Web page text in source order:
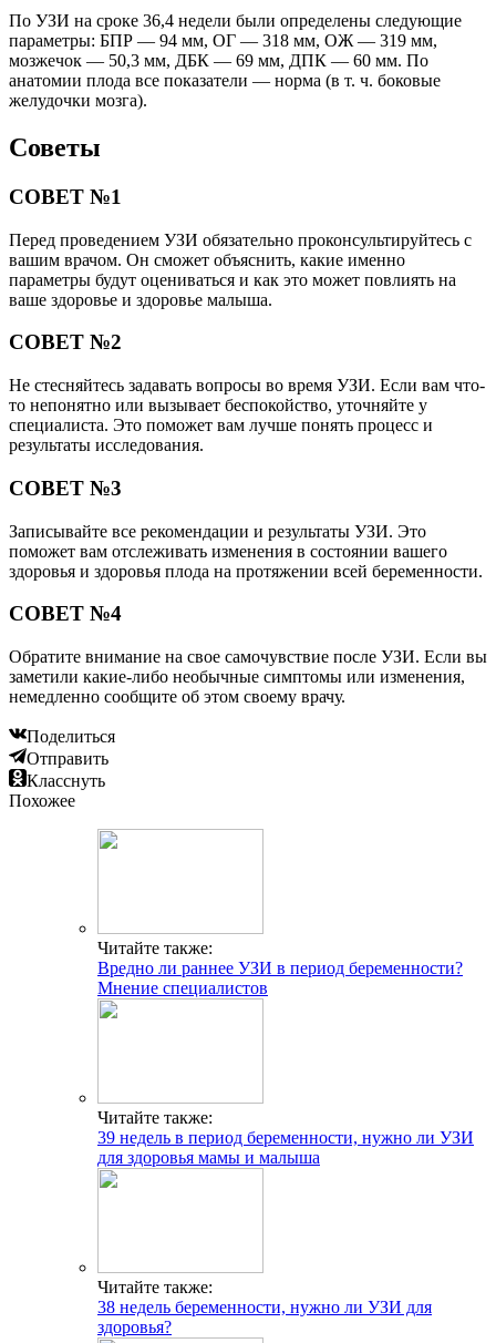
По УЗИ на сроке 36,4 недели были определены следующие
параметры: БПР — 94 мм, ОГ — 318 мм, ОЖ — 319 мм,
мозжечок — 50,3 мм, ДБК — 69 мм, ДПК — 60 мм. По
анатомии плода все показатели — норма (в т. ч. боковые
желудочки мозга).
Советы
СОВЕТ №1
Перед проведением УЗИ обязательно проконсультируйтесь с
вашим врачом. Он сможет объяснить, какие именно
параметры будут оцениваться и как это может повлиять на
ваше здоровье и здоровье малыша.
СОВЕТ №2
Не стесняйтесь задавать вопросы во время УЗИ. Если вам что-
то непонятно или вызывает беспокойство, уточняйте у
специалиста. Это поможет вам лучше понять процесс и
результаты исследования.
СОВЕТ №3
Записывайте все рекомендации и результаты УЗИ. Это
поможет вам отслеживать изменения в состоянии вашего
здоровья и здоровья плода на протяжении всей беременности.
СОВЕТ №4
Обратите внимание на свое самочувствие после УЗИ. Если вы
заметили какие-либо необычные симптомы или изменения,
немедленно сообщите об этом своему врачу.
Поделиться
Отправить
Класснуть
Похожее
Читайте также:
Вредно ли раннее УЗИ в период беременности?
Мнение специалистов
Читайте также:
39 недель в период беременности, нужно ли УЗИ
для здоровья мамы и малыша
Читайте также:
38 недель беременности, нужно ли УЗИ для
здоровья?